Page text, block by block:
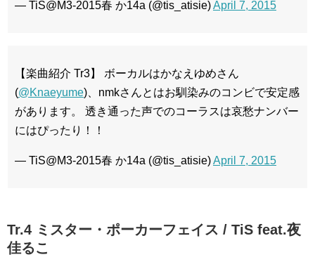
— TiS@M3-2015春 か14a (@tis_atisie)April 7, 2015
【楽曲紹介 Tr3】 ボーカルはかなえゆめさん
(@Knaeyume)、nmkさんとはお馴染みのコンビで安定感
があります。 透き通った声でのコーラスは哀愁ナンバー
にはぴったり！！
— TiS@M3-2015春 か14a (@tis_atisie)April 7, 2015
Tr.4 ミスター・ポーカーフェイス / TiS feat.夜
佳るこ